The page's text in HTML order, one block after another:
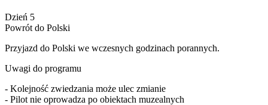
Dzień 5
Powrót do Polski
Przyjazd do Polski we wczesnych godzinach porannych.
Uwagi do programu
- Kolejność zwiedzania może ulec zmianie
- Pilot nie oprowadza po obiektach muzealnych